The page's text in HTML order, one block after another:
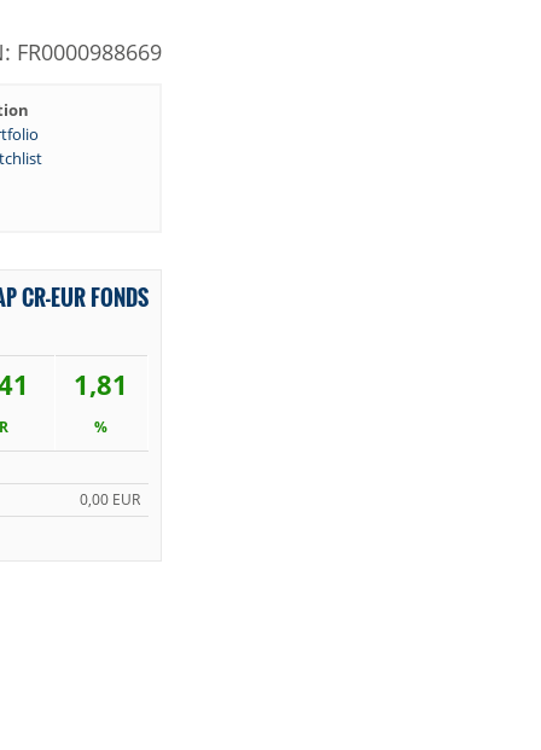
FR0000988669
CR-EUR FONDS
1,81
%
0,00 EUR